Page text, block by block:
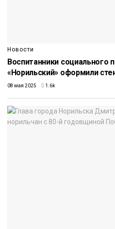
Новости
Воспитанники социального
«Норильский» оформили
08 мая 2025 1.6k